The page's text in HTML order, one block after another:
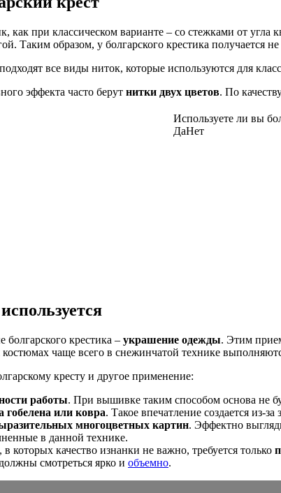
как при классическом варианте – со стежками от
Таким образом, у болгарского крестика получается не
все виды ниток, которые используются для
эффекта часто берут нитки двух цветов. По
Используете ли вы
ДаНет
болгарского крестика – украшение одежды. Этим
чаще всего в снежинчатой технике
кресту и другое применение:
работы. При вышивке таким способом основа не
гобелена или ковра. Такое впечатление создается из-
многоцветных картин. Эффектно
в данной технике.
которых качество изнанки не важно, требуется только
смотреться ярко и объемно.